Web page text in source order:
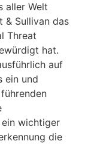
aller Welt
& Sullivan das
Threat
hat.
auf
ein und
wichtiger
die